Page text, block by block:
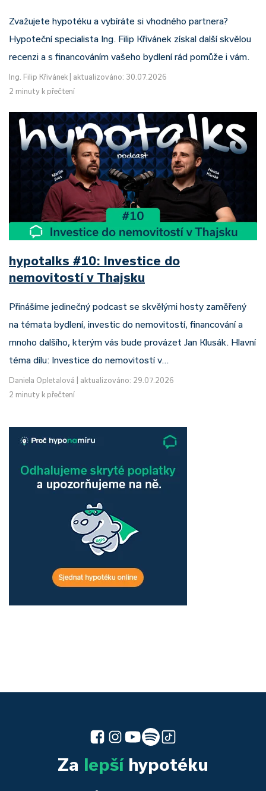
Zvažujete hypotéku a vybíráte si vhodného partnera?
Hypoteční specialista Ing. Filip Křivánek získal další skvělou
recenzi a s financováním vašeho bydlení rád pomůže i vám.
Ing. Filip Křivánek
aktualizováno: 30.07.2026
2 minuty k přečtení
hypotalks #10: Investice do
nemovitostí v Thajsku
Přinášíme jedinečný podcast se skvělými hosty zaměřený
na témata bydlení, investic do nemovitostí, financování a
mnoho dalšího, kterým vás bude provázet Jan Klusák. Hlavní
téma dílu: Investice do nemovitostí v…
Daniela Opletalová
aktualizováno: 29.07.2026
2 minuty k přečtení
Za lepšíhypotéku